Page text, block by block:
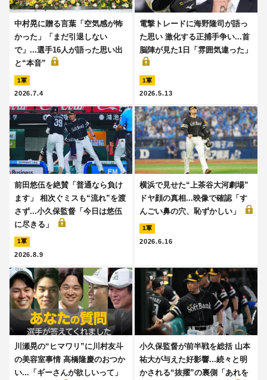
中村晃に贈る言葉「空気感が怖
かった」「まだ引退しない
で」...選手16人が語った思い出
と“本音”
1軍
2026.7.4
電撃トレードに海野隆司が語っ
た思い 激化する正捕手争い...首
脳陣が見た1日「雰囲気違った」
1軍
2026.5.13
前田悠伍を絶賛「普通なら負け
ます」 相次ぐミスも“流れ”を渡
さず...小久保監督「今日は悠伍
に尽きる」
1軍
2026.8.9
横浜で見せた“上茶谷大河劇場”
ドヤ顔の真相...映像で確認「す
んごい鼻の穴、恥ずかしい」
1軍
2026.6.16
川瀬晃の“ヒマワリ”に川村友斗
の美容室事情 高橋隆慶のおつか
い...「ギーさんが欲しいって」
小久保監督が前半戦を総括 山本
祐大が与えた好影響...続々と明
かされる“抜擢”の裏側「あれを